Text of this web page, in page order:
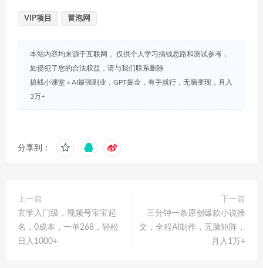
VIP项目 冒泡网
本站内容均来源于互联网， 仅供个人学习搞钱思路和测试参考，
如侵犯了您的合法权益，请与我们联系删除
搞钱小课堂 » AI最强副业，GPT掘金，有手就行，无脑变现，月入
3万+
分享到：
上一篇
玄学入门级，视频号宝宝起
名，0成本，一单268，轻松
日入1000+
下一篇
三分钟一条原创爆款小说推
文，全程AI制作，无脑矩阵，
月入1万+